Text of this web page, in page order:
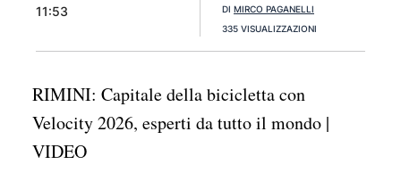
11:53
DI MIRCO PAGANELLI
335 VISUALIZZAZIONI
RIMINI: Capitale della bicicletta con
Velocity 2026, esperti da tutto il mondo |
VIDEO